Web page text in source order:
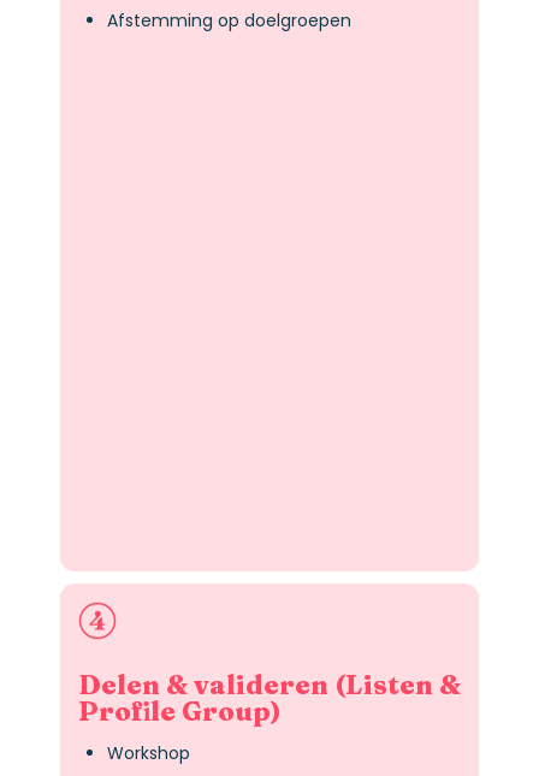
Afstemming op doelgroepen
Delen & valideren (Listen &
Profile Group)
Workshop